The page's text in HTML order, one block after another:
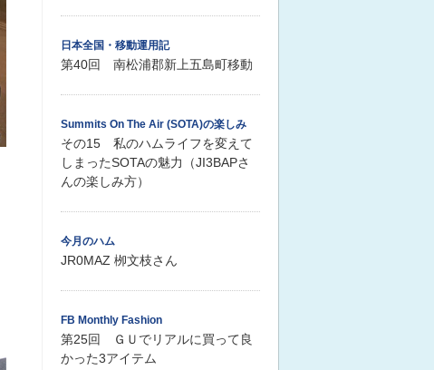
日本全国・移動運用記
第40回 南松浦郡新上五島町移動
Summits On The Air (SOTA)の楽しみ
その15 私のハムライフを変えて
しまったSOTAの魅力（JI3BAPさ
んの楽しみ方）
今月のハム
JR0MAZ 栁文枝さん
FB Monthly Fashion
第25回 ＧＵでリアルに買って良
かった3アイテム